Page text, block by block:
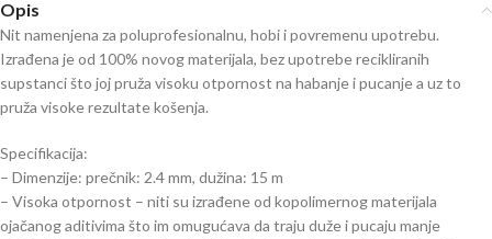
Opis
Nit namenjena za poluprofesionalnu, hobi i povremenu upotrebu.
Izrađena je od 100% novog materijala, bez upotrebe recikliranih
supstanci što joj pruža visoku otpornost na habanje i pucanje a uz to
pruža visoke rezultate košenja.
Specifikacija:
– Dimenzije: prečnik: 2.4 mm, dužina: 15 m
– Visoka otpornost – niti su izrađene od kopolimernog materijala
ojačanog aditivima što im omugućava da traju duže i pucaju manje